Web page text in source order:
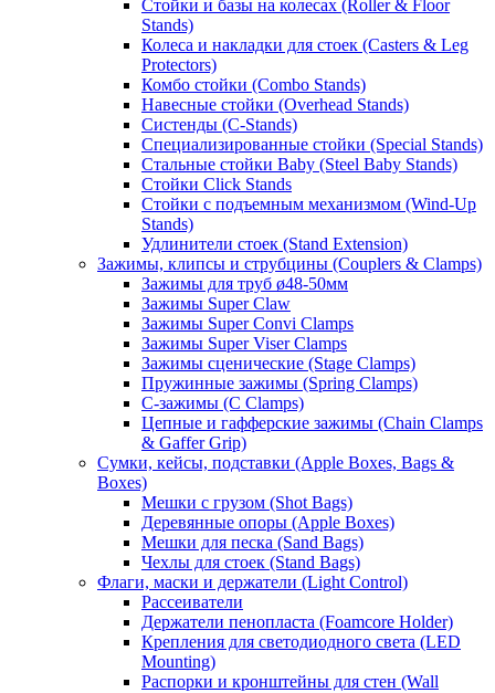
Стойки и базы на колесах (Roller & Floor
Stands)
Колеса и накладки для стоек (Casters & Leg
Protectors)
Комбо стойки (Combo Stands)
Навесные стойки (Overhead Stands)
Систенды (C-Stands)
Специализированные стойки (Special Stands)
Стальные стойки Baby (Steel Baby Stands)
Стойки Click Stands
Стойки с подъемным механизмом (Wind-Up
Stands)
Удлинители стоек (Stand Extension)
Зажимы, клипсы и струбцины (Couplers & Clamps)
Зажимы для труб ø48-50мм
Зажимы Super Claw
Зажимы Super Convi Clamps
Зажимы Super Viser Clamps
Зажимы сценические (Stage Clamps)
Пружинные зажимы (Spring Clamps)
С-зажимы (C Clamps)
Цепные и гафферские зажимы (Chain Clamps
& Gaffer Grip)
Сумки, кейсы, подставки (Apple Boxes, Bags &
Boxes)
Мешки с грузом (Shot Bags)
Деревянные опоры (Apple Boxes)
Мешки для песка (Sand Bags)
Чехлы для стоек (Stand Bags)
Флаги, маски и держатели (Light Control)
Рассеиватели
Держатели пенопласта (Foamcore Holder)
Крепления для светодиодного света (LED
Mounting)
Распорки и кронштейны для стен (Wall